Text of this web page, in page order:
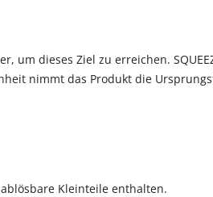
um dieses Ziel zu erreichen.
nimmt das Produkt die
Kleinteile enthalten.